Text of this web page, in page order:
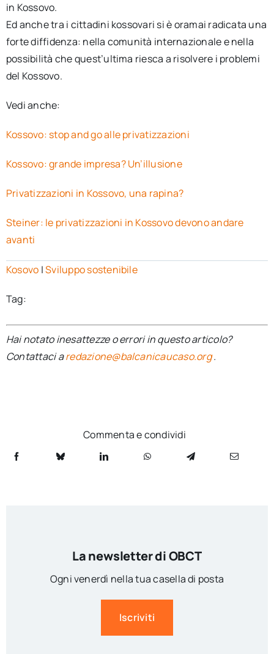
in Kossovo.
Ed anche tra i cittadini kossovari si è oramai radicata una
forte diffidenza: nella comunità internazionale e nella
possibilità che quest’ultima riesca a risolvere i problemi
del Kossovo.
Vedi anche:
Kossovo: stop and go alle privatizzazioni
Kossovo: grande impresa? Un’illusione
Privatizzazioni in Kossovo, una rapina?
Steiner: le privatizzazioni in Kossovo devono andare
avanti
Kosovo |Sviluppo sostenibile
Tag:
Hai notato inesattezze o errori in questo articolo?
Contattaci aredazione@balcanicaucaso.org.
Commenta e condividi
La newsletter di OBCT
Ogni venerdì nella tua casella di posta
Iscriviti